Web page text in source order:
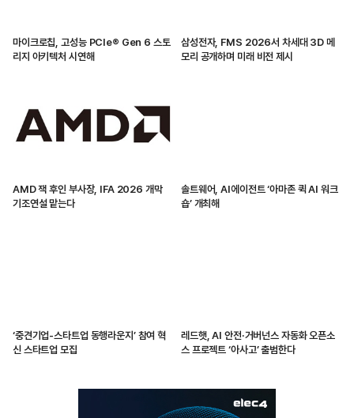
마이크로칩, 고성능 PCIe® Gen 6 스토
리지 아키텍처 시연해
삼성전자, FMS 2026서 차세대 3D 메
모리 공개하며 미래 비전 제시
AMD 잭 후인 부사장, IFA 2026 개막
기조연설 맡는다
솔트웨어, AI에이전트 ‘아마존 퀵 AI 워크
숍’ 개최해
‘중견기업-스타트업 동행라운지’ 참여 혁
신 스타트업 모집
레드햇, AI 안전·거버넌스 자동화 오픈소
스 프로젝트 ‘아사고’ 출범한다